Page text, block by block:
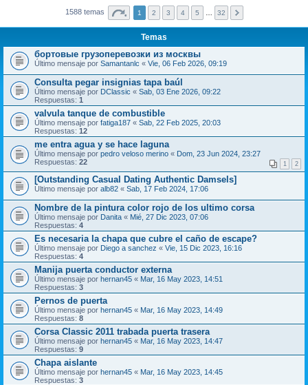
1588 temas 1 2 3 4 5 32
Temas
бортовые грузоперевозки из москвы
Último mensaje por Samantanlc « Vie, 06 Feb 2026, 09:19
Consulta pegar insignias tapa baúl
Último mensaje por DClassic « Sab, 03 Ene 2026, 09:22
Respuestas: 1
valvula tanque de combustible
Último mensaje por fatiga187 « Sab, 22 Feb 2025, 20:03
Respuestas: 12
me entra agua y se hace laguna
Último mensaje por pedro veloso merino « Dom, 23 Jun 2024, 23:27
Respuestas: 22 1 2
[Outstanding Сasual Dating Authentic Damsels]
Último mensaje por alb82 « Sab, 17 Feb 2024, 17:06
Nombre de la pintura color rojo de los ultimo corsa
Último mensaje por Danita « Mié, 27 Dic 2023, 07:06
Respuestas: 4
Es necesaria la chapa que cubre el caño de escape?
Último mensaje por Diego a sanchez « Vie, 15 Dic 2023, 16:16
Respuestas: 4
Manija puerta conductor externa
Último mensaje por hernan45 « Mar, 16 May 2023, 14:51
Respuestas: 3
Pernos de puerta
Último mensaje por hernan45 « Mar, 16 May 2023, 14:49
Respuestas: 8
Corsa Classic 2011 trabada puerta trasera
Último mensaje por hernan45 « Mar, 16 May 2023, 14:47
Respuestas: 9
Chapa aislante
Último mensaje por hernan45 « Mar, 16 May 2023, 14:45
Respuestas: 3